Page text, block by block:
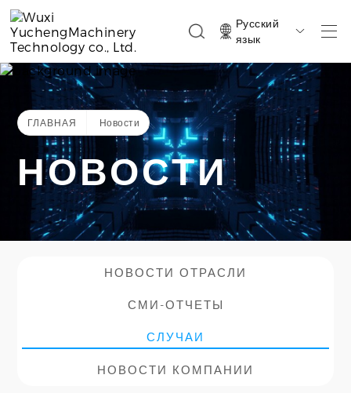
Русский
язык

ГЛАВНАЯ Новости
НОВОСТИ
НОВОСТИ ОТРАСЛИ
СМИ-ОТЧЕТЫ
СЛУЧАИ
НОВОСТИ КОМПАНИИ